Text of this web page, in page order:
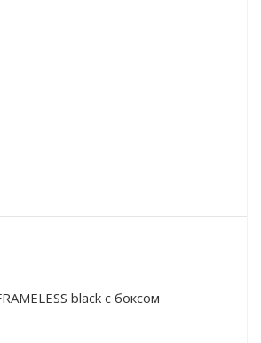
black с боксом